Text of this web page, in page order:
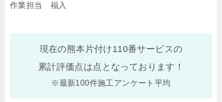
作業担当 福入
現在の熊本片付け110番サービスの
累計評価点は点となっております！
※最新100件施工アンケート平均